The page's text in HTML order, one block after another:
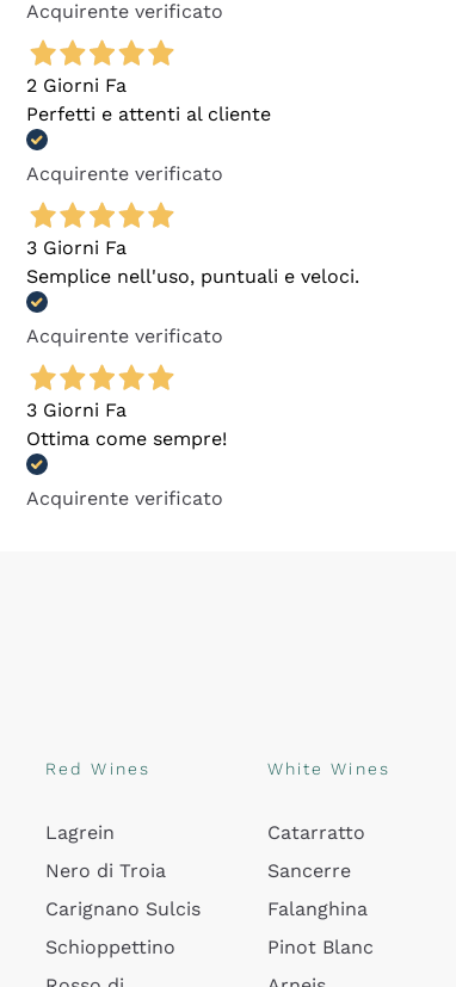
Acquirente verificato
2 Giorni Fa
Perfetti e attenti al cliente
Acquirente verificato
3 Giorni Fa
Semplice nell'uso, puntuali e veloci.
Acquirente verificato
3 Giorni Fa
Ottima come sempre!
Acquirente verificato
Red Wines
Lagrein
Nero di Troia
Carignano Sulcis
Schioppettino
White Wines
Catarratto
Sancerre
Falanghina
Pinot Blanc